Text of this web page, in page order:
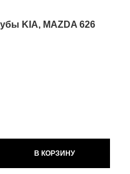
KIA, MAZDA 626
В КОРЗИНУ